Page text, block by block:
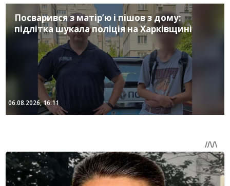
Посварився з матір’ю і пішов з дому:
підлітка шукала поліція на Харківщині
06.08.2026, 16:11